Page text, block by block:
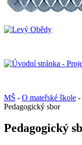
MŠ - O mateřské škole -
Pedagogický sbor
Pedagogický